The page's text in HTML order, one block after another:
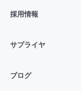
採用情報
サプライヤ
ブログ